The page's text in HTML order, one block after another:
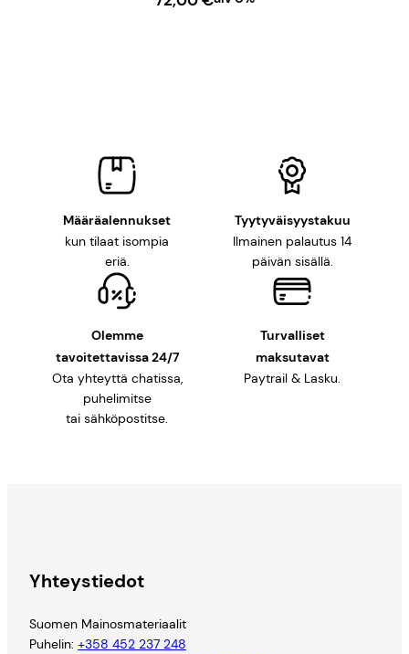
Määräalennukset
kun tilaat isompia
eriä.
Tyytyväisyystakuu
Ilmainen palautus 14
päivän sisällä.
Olemme
tavoitettavissa 24/7
Ota yhteyttä chatissa,
puhelimitse
tai sähköpostitse.
Turvalliset
maksutavat
Paytrail & Lasku.
Yhteystiedot
Suomen Mainosmateriaalit
Puhelin: +358 452 237 248